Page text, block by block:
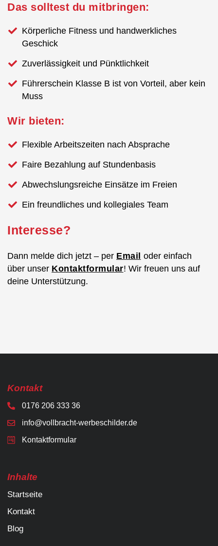
Das solltest du mitbringen:
Körperliche Fitness und handwerkliches
Geschick
Zuverlässigkeit und Pünktlichkeit
Führerschein Klasse B ist von Vorteil, aber kein
Muss
Wir bieten:
Flexible Arbeitszeiten nach Absprache
Faire Bezahlung auf Stundenbasis
Abwechslungsreiche Einsätze im Freien
Ein freundliches und kollegiales Team
Interesse?
Dann melde dich jetzt – per Email oder einfach
über unser Kontaktformular! Wir freuen uns auf
deine Unterstützung.
Kontakt
0176 206 333 36
info@vollbracht-werbeschilder.de
Kontaktformular
Inhalte
Startseite
Kontakt
Blog